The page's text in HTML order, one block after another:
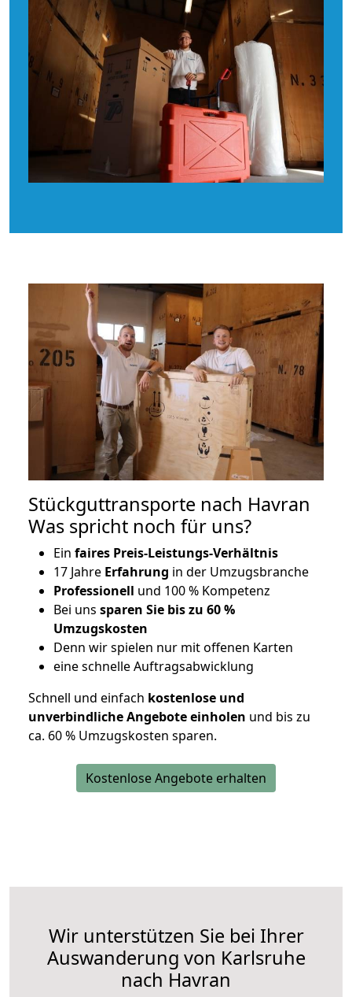
Stückguttransporte nach Havran
Was spricht noch für uns?
Ein faires Preis-Leistungs-Verhältnis
17 Jahre Erfahrung in der Umzugsbranche
Professionell und 100 % Kompetenz
Bei uns sparen Sie bis zu 60 %
Umzugskosten
Denn wir spielen nur mit offenen Karten
eine schnelle Auftragsabwicklung
Schnell und einfach kostenlose und
unverbindliche Angebote einholen und bis zu
ca. 60 % Umzugskosten sparen.
Kostenlose Angebote erhalten
Wir unterstützen Sie bei Ihrer
Auswanderung von Karlsruhe
nach Havran